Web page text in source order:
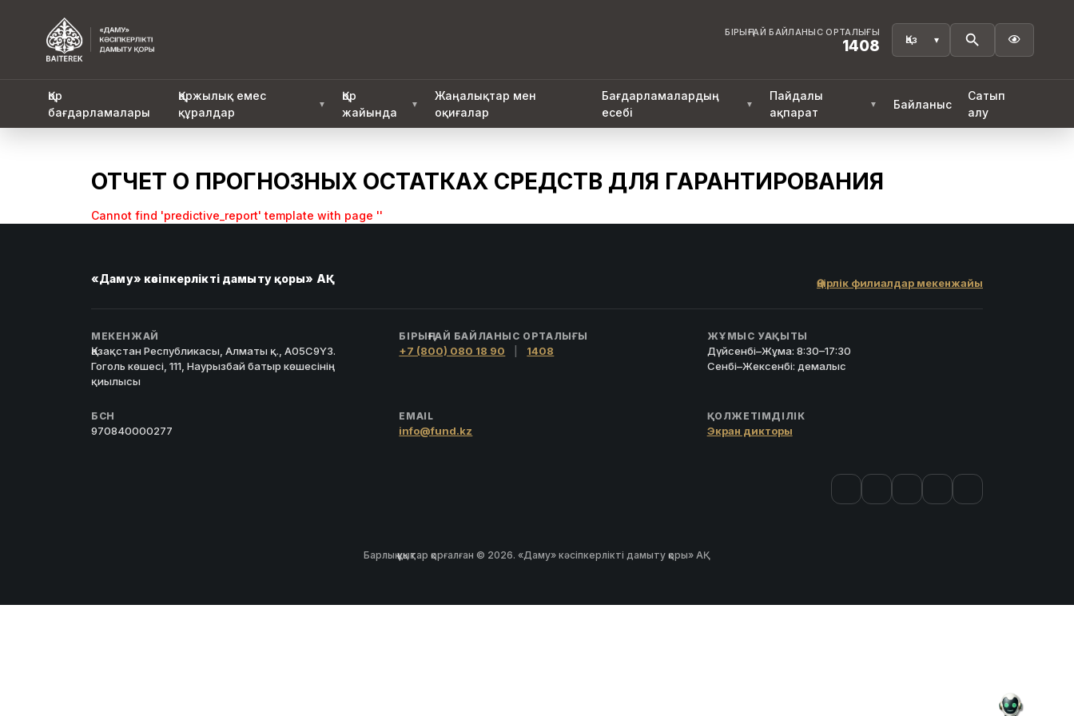
БІРЫҢҒАЙ БАЙЛАНЫС ОРТАЛЫҒЫ
1408 
Қор
бағдарламалары
Қаржылық емес
құралдар
▼
Қор
жайында
▼
Жаңалықтар мен
оқиғалар
Бағдарламалардың
есебі
▼
Пайдалы
ақпарат
▼ Байланыс
Сатып
алу
ОТЧЕТ О ПРОГНОЗНЫХ ОСТАТКАХ СРЕДСТВ ДЛЯ ГАРАНТИРОВАНИЯ
Cannot find 'predictive_report' template with page ''
«Даму» кәсіпкерлікті дамыту қоры» АҚ Өңірлік филиалдар мекенжайы
МЕКЕНЖАЙ
Қазақстан Республикасы, Алматы қ., A05C9Y3.
Гоголь көшесі, 111, Наурызбай батыр көшесінің
қиылысы
БІРЫҢҒАЙ БАЙЛАНЫС ОРТАЛЫҒЫ
+7 (800) 080 18 90 1408
ЖҰМЫС УАҚЫТЫ
Дүйсенбі–Жұма: 8:30–17:30
Сенбі–Жексенбі: демалыс
БСН
970840000277
EMAIL
info@fund.kz
ҚОЛЖЕТІМДІЛІК
Экран дикторы
Барлық құқықтар қорғалған © 2026. «Даму» кәсіпкерлікті дамыту қоры» АҚ